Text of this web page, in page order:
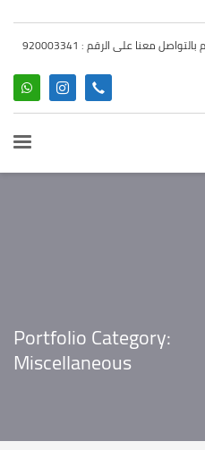
معنا على الرقم : 920003341
Portfolio Category:
Miscellaneous